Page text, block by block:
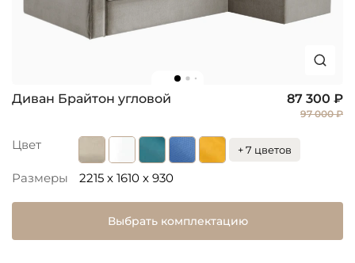
Диван Брайтон угловой 87 300 ₽
97 000 ₽
Цвет + 7 цветов
Размеры 2215 x 1610 x 930
Выбрать комплектацию